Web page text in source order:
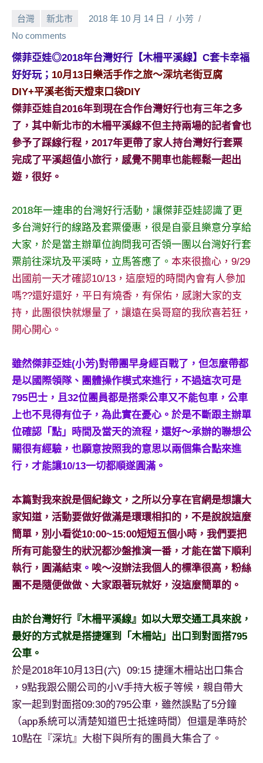
號
節
班
底、
外
景
目
主
持、
吳
泰
國
旅
遊
書
者、
各
發
會
及
活
動
主
持、
學
校
企
講
座、
部
落
客
及
旅
誌
專
欄、
觀
合
作
達
台灣 新北市 2018 年 10 月 14 日
小芳
No comments
傑菲亞娃◎2018年台灣好行【木柵平溪線】C套卡幸福
好好玩； 10月13日樂活手作之旅～深坑老街豆腐
DIY+平溪老街天燈束口袋DIY
傑菲亞娃自2016年到現在合作台灣好行也有三年之多
了，其中新北市的木柵平溪線不但主持兩場的記者會也
參予了踩線行程，2017年更帶了家人持台灣好行套票
完成了平溪超值小旅行，感覺不開車也能輕鬆一起出
遊，很好。
2018年一連串的台灣好行活動，讓傑菲亞娃認識了更
多台灣好行的線路及套票優惠，很是自豪且樂意分享給
大家，於是當主辦單位詢問我可否領一團以台灣好行套
票前往深坑及平溪時，立馬答應了。 本來很擔心，9/29
出國前一天才確認10/13，這麼短的時間內會有人參加
嗎??還好還好，平日有燒香，有保佑，感謝大家的支
持，此團很快就爆量了，讓遠在吳哥窟的我欣喜若狂，
開心開心。
雖然傑菲亞娃(小芳)對帶團早身經百戰了，但怎麼帶都
是以國際領隊、團體操作模式來進行，不過這次可是
795巴士，且32位團員都是搭乘公車又不能包車，公車
上也不見得有位子，為此實在憂心。於是不斷跟主辦單
位確認「點」時間及當天的流程，還好～承辦的聯想公
關很有經驗，也願意按照我的意思以兩個集合點來進
行，才能讓10/13一切都順遂圓滿。
本篇對我來說是個紀錄文，之所以分享在官網是想讓大
家知道，活動要做好做滿是環環相扣的，不是說說這麼
簡單，別小看從10:00~15:00短短五個小時，我們要把
所有可能發生的狀況都沙盤推演一番，才能在當下順利
執行，圓滿結束。 唉～沒辦法我個人的標準很高，粉絲
團不是隨便做做、大家跟著玩就好，沒這麼簡單的。
由於台灣好行『木柵平溪線』如以大眾交通工具來說，
最好的方式就是搭捷運到「木柵站」出口到對面搭795
公車。
於是2018年10月13日(六) 09:15 捷運木柵站出口集合
，9點我跟公關公司的小V手持大板子等候，親自帶大
家一起到對面搭09:30的795公車，雖然誤點了5分鐘
（app系統可以清楚知道巴士抵達時間）但還是準時於
10點在『深坑』大樹下與所有的團員大集合了。